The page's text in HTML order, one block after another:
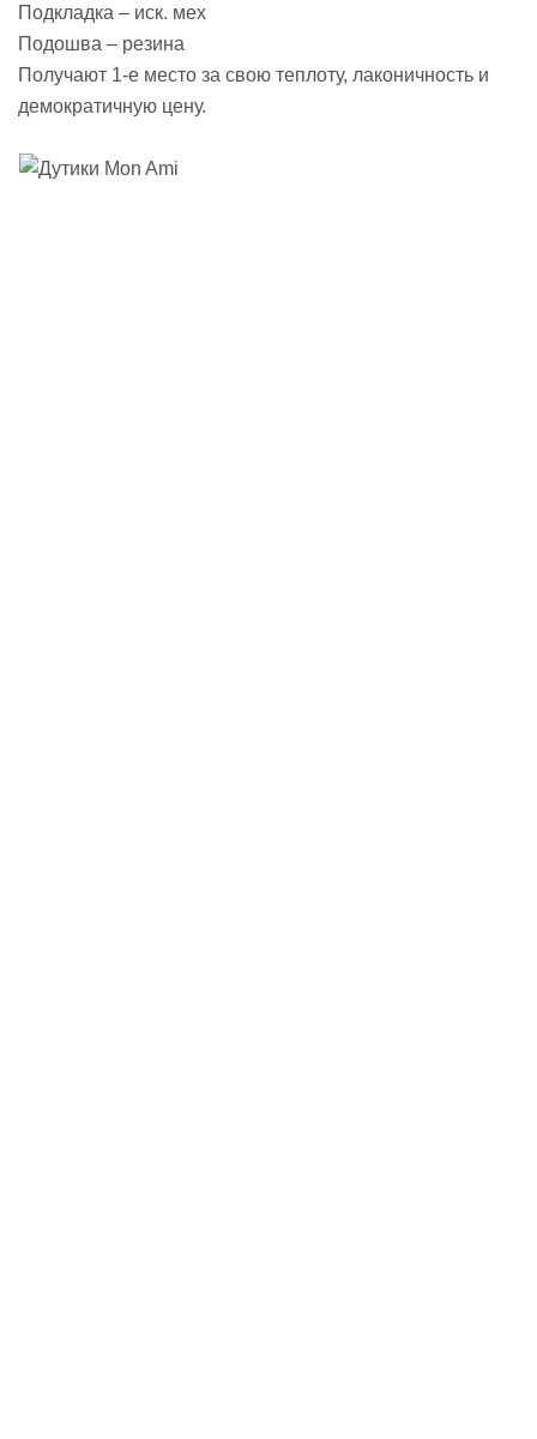
Подкладка – иск. мех
Подошва – резина
Получают 1-е место за свою теплоту, лаконичность и
демократичную цену.